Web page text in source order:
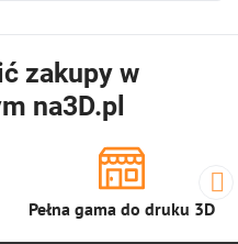
zakupy w
na3D.pl
Pełna gama do druku 3D